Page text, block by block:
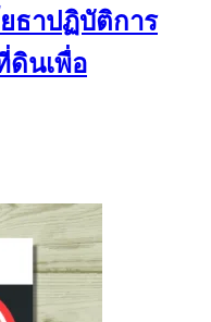
ธาปฏิบัติการ
ดินเพื่อ